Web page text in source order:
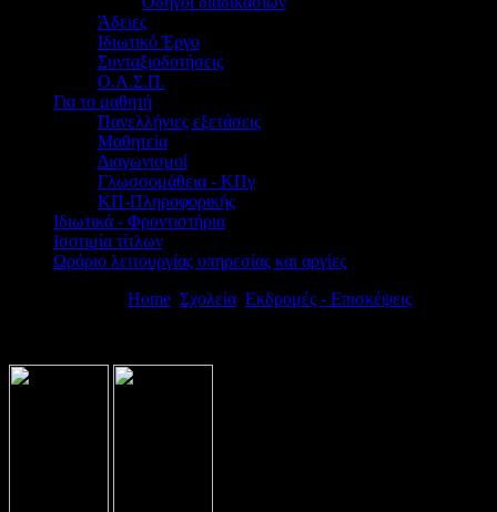
Άδειες
Ιδιωτικό Έργο
Συνταξιοδοτήσεις
Ο.Α.Σ.Π.
Για το μαθητή
Πανελλήνιες εξετάσεις
Μαθητεία
Διαγωνισμοί
Γλωσσομάθεια - ΚΠγ
ΚΠ-Πληροφορικής
Ιδιωτικά - Φροντιστήρια
Ισοτιμία τίτλων
Ωράριο λειτουργίας υπηρεσίας και αργίες
Home Σχολεία Εκδρομές - Επισκέψεις